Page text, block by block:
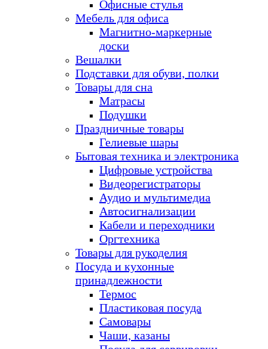
Офисные стулья
Мебель для офиса
Магнитно-маркерные
доски
Вешалки
Подставки для обуви, полки
Товары для сна
Матрасы
Подушки
Праздничные товары
Гелиевые шары
Бытовая техника и электроника
Цифровые устройства
Видеорегистраторы
Аудио и мультимедиа
Автосигнализации
Кабели и переходники
Оргтехника
Товары для рукоделия
Посуда и кухонные
принадлежности
Термос
Пластиковая посуда
Самовары
Чаши, казаны